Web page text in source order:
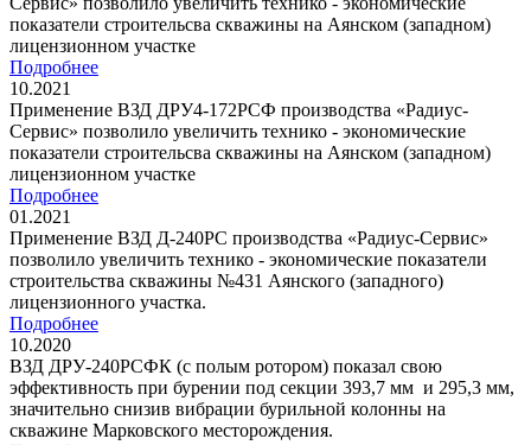
показатели строительсва скважины на Аянском (западном)
лицензионном участке
Подробнее
10.2021
Применение ВЗД ДРУ4-172РСФ производства «Радиус-
Сервис» позволило увеличить технико - экономические
показатели строительсва скважины на Аянском (западном)
лицензионном участке
Подробнее
01.2021
Применение ВЗД Д-240РС производства «Радиус-Сервис»
позволило увеличить технико - экономические показатели
строительства скважины №431 Аянского (западного)
лицензионного участка.
Подробнее
10.2020
ВЗД ДРУ-240РСФК (с полым ротором) показал свою
эффективность при бурении под секции 393,7 мм и 295,3 мм,
значительно снизив вибрации бурильной колонны на
скважине Марковского месторождения.